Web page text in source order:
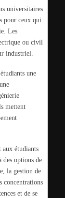
universitaires
pour ceux qui
Les
ou civil
industriel.
une
mettent
étudiants
des options de
la gestion de
concentrations
et de se